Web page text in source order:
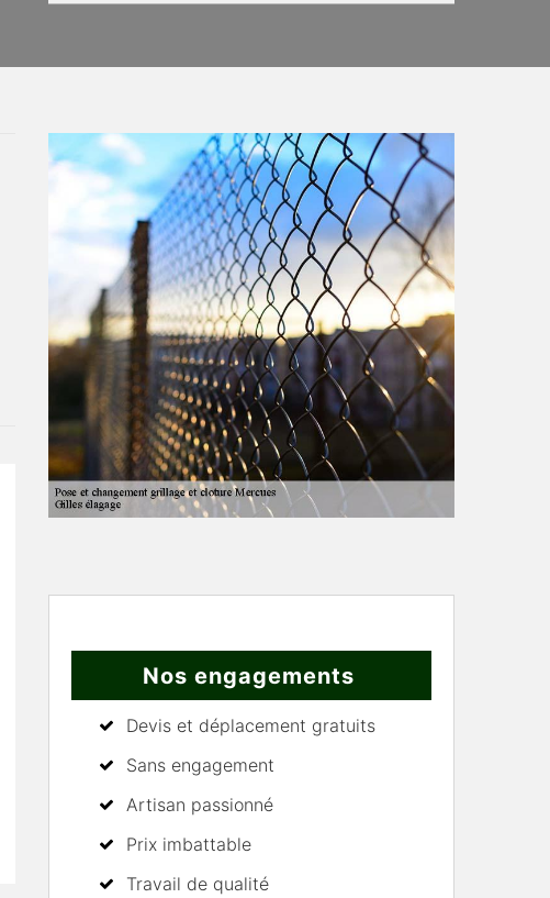
Nos engagements
Devis et déplacement gratuits
Sans engagement
Artisan passionné
Prix imbattable
Travail de qualité